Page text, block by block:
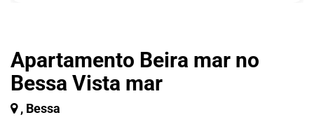
Apartamento Beira mar no
Bessa Vista mar
, Bessa